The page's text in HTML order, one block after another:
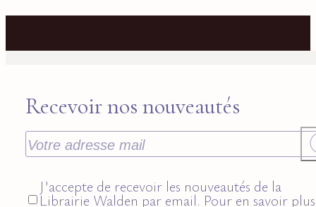
Recevoir nos nouveautés
J’accepte de recevoir les nouveautés de la
Librairie Walden par email. Pour en savoir